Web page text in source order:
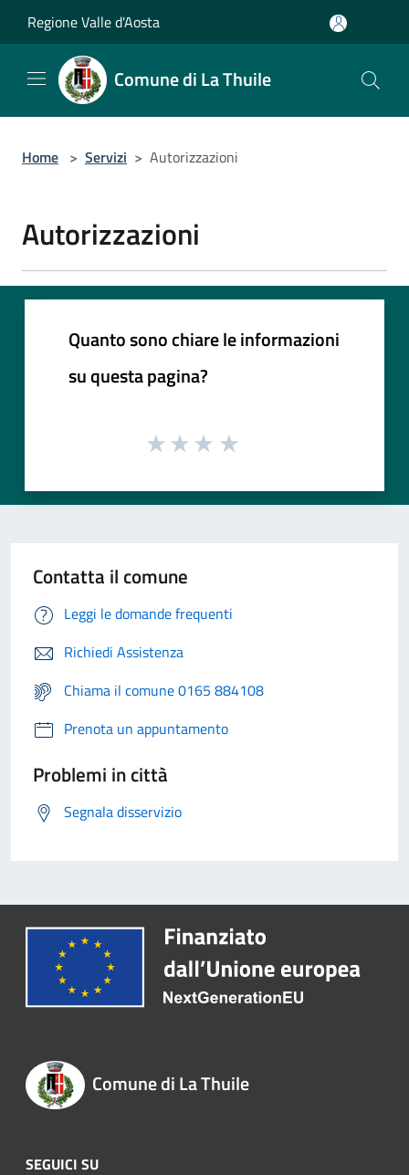
Regione Valle d'Aosta
Comune di La Thuile
Home > Servizi > Autorizzazioni
Autorizzazioni
Quanto sono chiare le informazioni
su questa pagina?
Contatta il comune
Leggi le domande frequenti
Richiedi Assistenza
Chiama il comune 0165 884108
Prenota un appuntamento
Problemi in città
Segnala disservizio
Comune di La Thuile
SEGUICI SU